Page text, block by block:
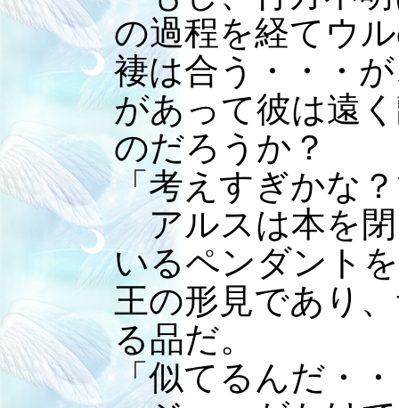
の過程を経てウ
褄は合う・・・
があって彼は遠
のだろうか？
「考えすぎかな
アルスは本を閉
いるペンダント
王の形見であり
る品だ。
「似てるんだ・